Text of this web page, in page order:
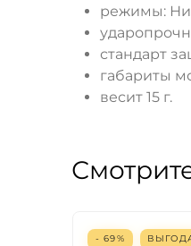
режимы:
стандарт
габариты
весит 15 г.
- 69%